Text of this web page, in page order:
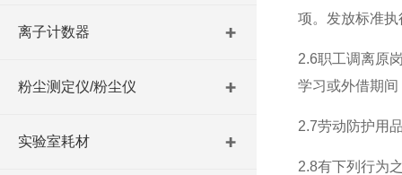
离子计数器
粉尘测定仪/粉尘仪
实验室耗材
项。发放标准
2.6职工调离原
学习或外借期
2.7劳动防护用
2.8有下列行为